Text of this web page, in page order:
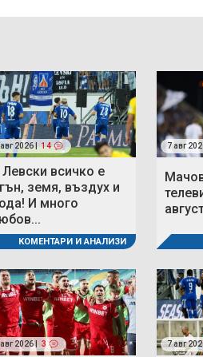
2026 | 14
Левски всичко е
земя, въздух и
И много
КОМЕНТАРИ И АНАЛИЗИ
7 авг
2026 | 3 7 авг